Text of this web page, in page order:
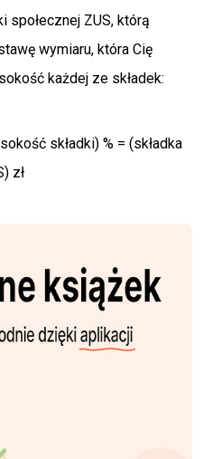
społecznej ZUS, którą
wymiaru, która Cię
każdej ze składek:
składki) % = (składka
zł